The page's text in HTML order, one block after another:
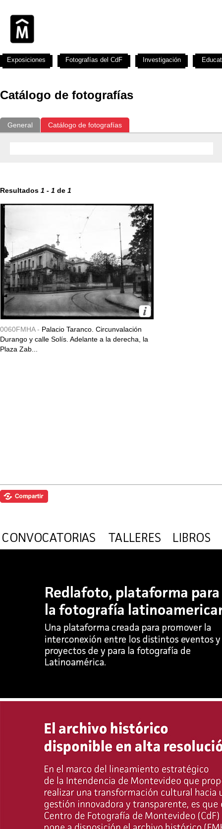
Catálogo de fotografías
General Catálogo de fotografías
Resultados 1 - 1 de 1
0060FMHA - Palacio Taranco. Circunvalación
Durango y calle Solís. Adelante a la derecha, la
Plaza Zab...
Exposiciones Fotografías del CdF Investigación